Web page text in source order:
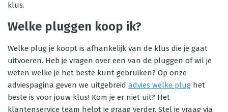
klus.
Welke pluggen koop ik?
Welke plug je koopt is afhankelijk van de klus die je gaat
uitvoeren. Heb je vragen over een van de pluggen of wil je
weten welke je het beste kunt gebruiken? Op onze
adviespagina geven we uitgebreid advies welke plug het
beste is voor jouw klus! Kom je er niet uit? Het
klantenservice team helpt je graag verder. Stel je vraag via